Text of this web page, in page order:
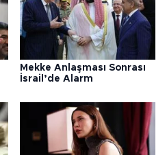
Mekke Anlaşması Sonrası
İsrail’de Alarm